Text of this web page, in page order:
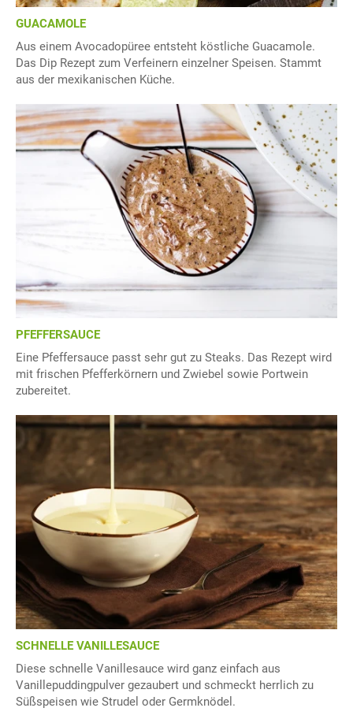
GUACAMOLE
Aus einem Avocadopüree entsteht köstliche Guacamole.
Das Dip Rezept zum Verfeinern einzelner Speisen. Stammt
aus der mexikanischen Küche.
PFEFFERSAUCE
Eine Pfeffersauce passt sehr gut zu Steaks. Das Rezept wird
mit frischen Pfefferkörnern und Zwiebel sowie Portwein
zubereitet.
SCHNELLE VANILLESAUCE
Diese schnelle Vanillesauce wird ganz einfach aus
Vanillepuddingpulver gezaubert und schmeckt herrlich zu
Süßspeisen wie Strudel oder Germknödel.